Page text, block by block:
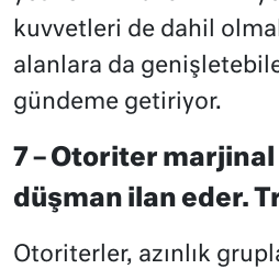
kuvvetleri de dahil
alanlara da
gündeme getiriyor.
7 – Otoriter marjinal
düşman ilan eder.
Otoriterler, azınlık